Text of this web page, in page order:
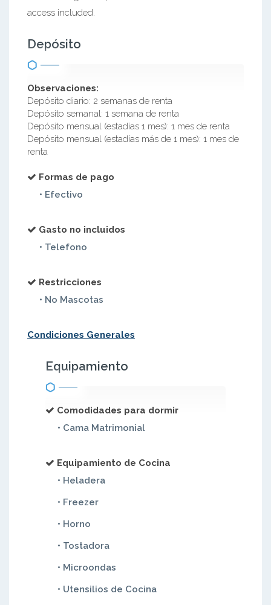
access included.
Depósito
Observaciones:
Depósito diario: 2 semanas de renta
Depósito semanal: 1 semana de renta
Depósito mensual (estadías 1 mes): 1 mes de renta
Depósito mensual (estadías más de 1 mes): 1 mes de
renta
Formas de pago
• Efectivo
Gasto no incluidos
• Telefono
Restricciones
• No Mascotas
Condiciones Generales
Equipamiento
Comodidades para dormir
• Cama Matrimonial
Equipamiento de Cocina
• Heladera
• Freezer
• Horno
• Tostadora
• Microondas
• Utensilios de Cocina